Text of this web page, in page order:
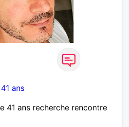
41 ans
41 ans recherche rencontre